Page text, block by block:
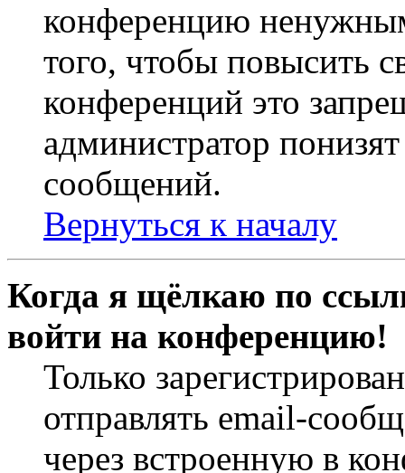
конференцию
того, чтобы повысить
конференций это
администратор
сообщений.
Вернуться к началу
Когда я щёлкаю по
войти на конференцию!
Только
отправлять email-
через встроенную в